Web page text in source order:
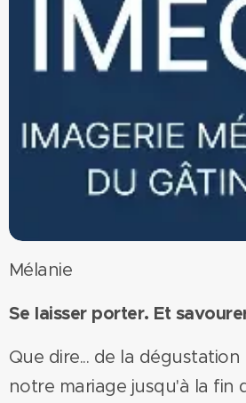
Mélanie
Se laisser porter. Et
Que dire... de la
notre mariage jusqu'à la fin